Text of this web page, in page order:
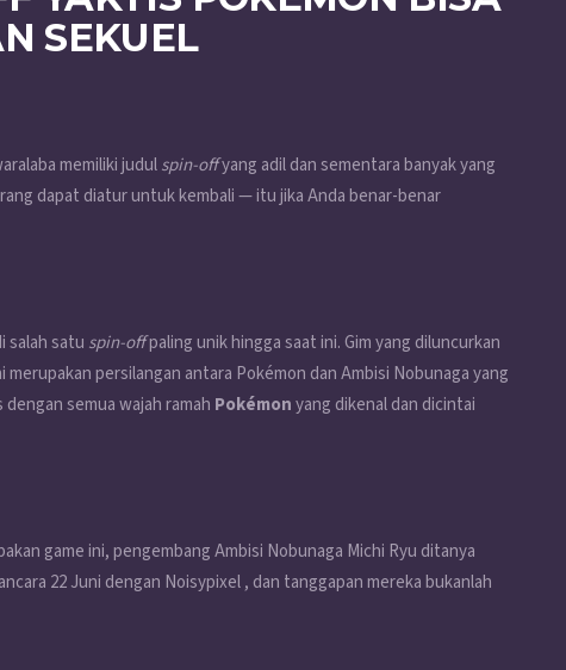
SEKUEL
memiliki judulspin-offyang adil dan sementara banyak yang
dapat diatur untuk kembali — itu jika Anda benar-benar
salah satu spin-offpaling unik hingga saat ini. Gim yang diluncurkan
persilangan antara Pokémon dan Ambisi Nobunaga yang
semua wajah ramah Pokémonyang dikenal dan dicintai
game ini, pengembang Ambisi Nobunaga Michi Ryu ditanya
22 Juni dengan Noisypixel , dan tanggapan mereka bukanlah